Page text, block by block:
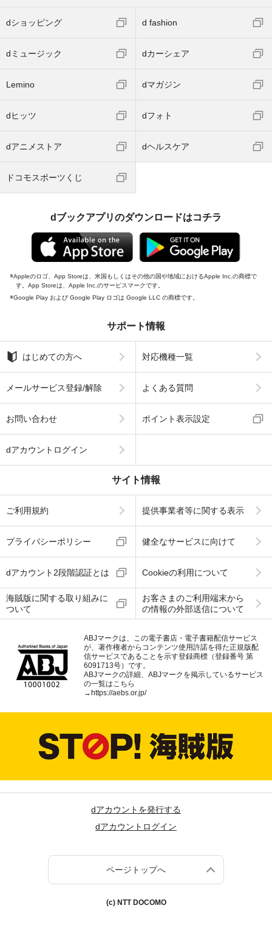
dショッピング d fashion
dミュージック dカーシェア
Lemino dマガジン
dヒッツ dフォト
dアニメストア dヘルスケア
ドコモスポーツくじ
dブックアプリのダウンロードはコチラ
Appleのロゴ、App Storeは、米国もしくはその他の国や地域におけるApple Inc.の商標で
す。App Storeは、Apple Inc.のサービスマークです。
Google Play および Google Play ロゴは Google LLC の商標です。
サポート情報
はじめての方へ 対応機種一覧
メールサービス登録/解除 よくある質問
お問い合わせ ポイント表示設定
dアカウントログイン
サイト情報
ご利用規約 提供事業者等に関する表示
プライバシーポリシー 健全なサービスに向けて
dアカウント2段階認証とは Cookieの利用について
海賊版に関する取り組みに
ついて
お客さまのご利用端末から
の情報の外部送信について
ABJマークは、この電子書店・電子書籍配信サービス
が、著作権者からコンテンツ使用許諾を得た正規版配
信サービスであることを示す登録商標（登録番号 第
6091713号）です。
ABJマークの詳細、ABJマークを掲示しているサービス
の一覧はこちら
→ https://aebs.or.jp/
dアカウントを発行する
dアカウントログイン
ページトップへ
(c) NTT DOCOMO